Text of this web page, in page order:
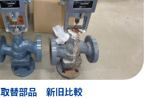
取替部品 新旧比較